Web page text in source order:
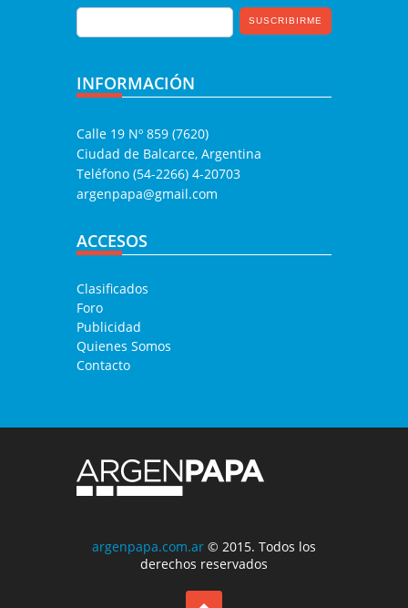
INFORMACIÓN
Calle 19 Nº 859 (7620)
Ciudad de Balcarce, Argentina
Teléfono (54-2266) 4-20703
argenpapa@gmail.com
ACCESOS
Clasificados
Foro
Publicidad
Quienes Somos
Contacto
argenpapa.com.ar © 2015. Todos los
derechos reservados